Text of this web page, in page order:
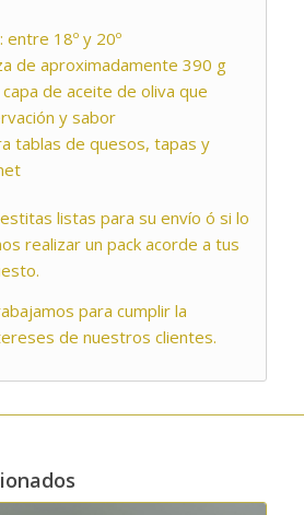
entre 18º y 20º
de aproximadamente 390 g
de aceite de oliva que
y sabor
tablas de quesos, tapas y
listas para su envío ó si lo
realizar un pack acorde a tus
para cumplir la
de nuestros clientes.